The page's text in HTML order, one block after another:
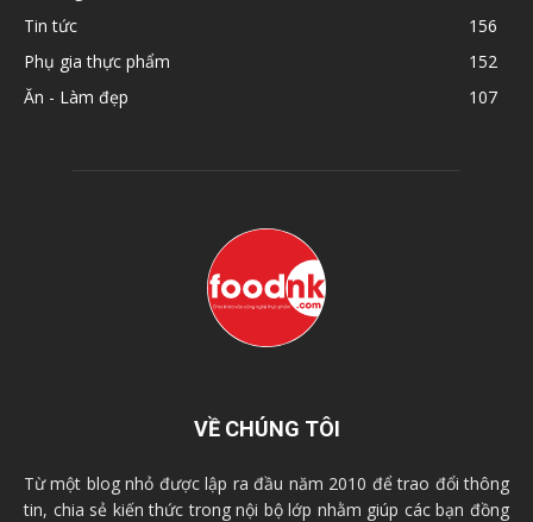
Tin tức
156
Phụ gia thực phẩm
152
Ăn - Làm đẹp
107
VỀ CHÚNG TÔI
Từ một blog nhỏ được lập ra đầu năm 2010 để trao đổi thông
tin, chia sẻ kiến thức trong nội bộ lớp nhằm giúp các bạn đồng